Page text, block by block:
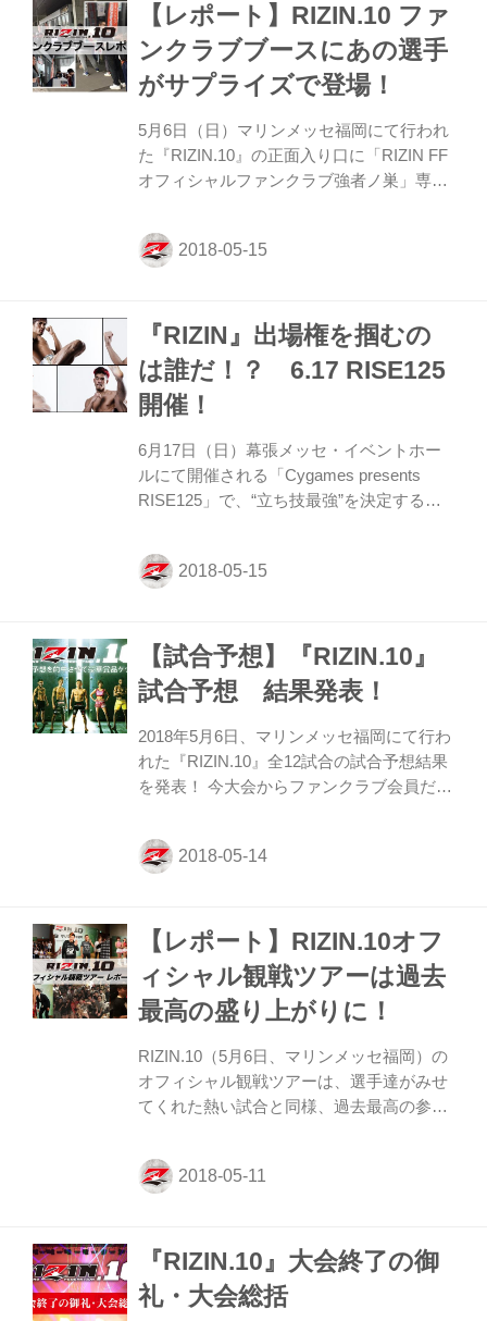
ング、ボクシング、新空手の体験会には特
別コーチとして大日方景都選手、白鳥大珠
選手、瀧谷渉太選手、瑠夏選手、中島将志
選手、澤谷大樹選手たちがリングの上で子
ないリングの上での格闘技体験に2日間で
約200人の子どもたち...
【レポート】RIZIN.10 ファ
ンクラブブースにあの選手
がサプライズで登場！
5月6日（日）マリンメッセ福岡にて行われ
た『RIZIN.10』の正面入り口に「RIZIN FF
オフィシャルファンクラブ強者ノ巣」専用
会や新規入会キャンペーンとして選手のサ
イン入りレアグッズが当たるガチャガチャ
イン入り色紙をゲット！ 普段は中々手に入
らないレアグッズを目の前に、大人も子供
も楽しそうにガチャガチャを回す姿が印象
的だった。今回外れてしまった方は、是非
い。 真珠・野沢オークレア選手の他、サプ
ライズでギャビ・ガルシア選手も登場し...
『RIZIN』出場権を掴むの
は誰だ！？ 6.17 RISE125
開催！
6月17日（日）幕張メッセ・イベントホー
ルにて開催される「Cygames presents
RISE125」で、“立ち技最強”を決定する
称）』の出場権をかけた「Road to RIZIN
KICK Tournament」が行われる。 今大会の
中から集まった猛者たちが出場する世界ト
ーナメントのリングに上がる切符を掴むこ
とができる。 対戦カードも発表され、
MOMOTARO（OGUNI GYM／WBCムエタ
イ・インターナショナル・フェザー級王
者、RISE DEADE ...
【試合予想】『RIZIN.10』
試合予想 結果発表！
2018年5月6日、マリンメッセ福岡にて行わ
れた『RIZIN.10』全12試合の試合予想結果
を発表！ 今大会からファンクラブ会員だけ
オープンエントリーに多数のご参加ありが
とうございました。正解数の多い上位の方
までを予想するため、これまでより難易度
が上がり的中した時の楽しさをさらに味わ
えたのではないだろうか。 さあ！ 結果の
扉を開けてみよう！！ 第12試合 試合結
ッコール(LOSE) 1R 0分 9秒 KO(左フック)
正...
【レポート】RIZIN.10オフ
ィシャル観戦ツアーは過去
最高の盛り上がりに！
RIZIN.10（5月6日、マリンメッセ福岡）の
オフィシャル観戦ツアーは、選手達がみせ
てくれた熱い試合と同様、過去最高の参加
前日の公開計量見学から、試合終了後のア
フターパーティーまで、全てのツアーに参
様子の一部を紹介だ！ 公開計量見学＆チャ
リティーライブオークション 試合前日に行
われる公開計量を選手、マスコミ関係者と
『RIZIN.10』大会終了の御
礼・大会総括